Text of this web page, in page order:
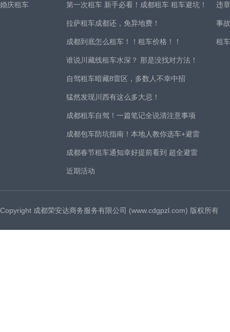
婚庆租车 第一次租车 新手必看！成都租车 租车避坑！
拉萨租车成都还，免异地费！
成都到底怎么租车！！租车价格！！
谁说川藏线租车水深？ 那是没找对方法！
自驾租车暗藏8雷区，多数人不幸中招
猛然发现川西有这么多大忌！
成都租车自驾！一篇笔记全说清注意事项
成都包车防坑指南！本地人教你选车+避雷
成都春节租车通知幸好提前看到 超全避雷
近期活动
违
事
租
Copyright 成都荣安达商务服务有限公司 (www.cdgpzl.com) 版权所有